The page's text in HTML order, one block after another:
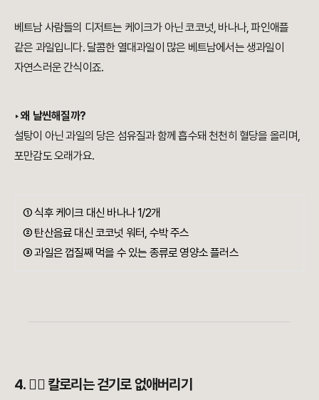
베트남 사람들의 디저트는 케이크가 아닌 코코넛, 바나나, 파인애플
같은 과일입니다. 달콤한 열대과일이 많은 베트남에서는 생과일이
자연스러운 간식이죠.
‣ 왜 날씬해질까?
설탕이 아닌 과일의 당은 섬유질과 함께 흡수돼 천천히 혈당을 올리며,
포만감도 오래가요.
① 식후 케이크 대신 바나나 1/2개
② 탄산음료 대신 코코넛 워터, 수박 주스
③ 과일은 껍질째 먹을 수 있는 종류로 영양소 플러스
4. 🚶‍♀️ 칼로리는 걷기로 없애버리기